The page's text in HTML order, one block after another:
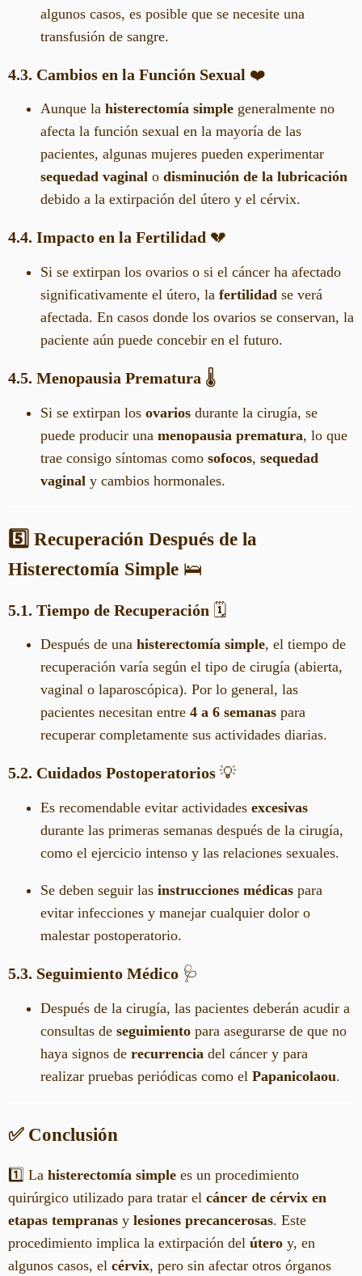
algunos casos, es posible que se necesite una
transfusión de sangre.
4.3. Cambios en la Función Sexual ❤️
Aunque la histerectomía simple generalmente no
afecta la función sexual en la mayoría de las
pacientes, algunas mujeres pueden experimentar
sequedad vaginal o disminución de la lubricación
debido a la extirpación del útero y el cérvix.
4.4. Impacto en la Fertilidad 💔
Si se extirpan los ovarios o si el cáncer ha afectado
significativamente el útero, la fertilidad se verá
afectada. En casos donde los ovarios se conservan, la
paciente aún puede concebir en el futuro.
4.5. Menopausia Prematura 🌡️
Si se extirpan los ovarios durante la cirugía, se
puede producir una menopausia prematura, lo que
trae consigo síntomas como sofocos, sequedad
vaginal y cambios hormonales.
5️⃣ Recuperación Después de la
Histerectomía Simple 🛌
5.1. Tiempo de Recuperación 🗓️
Después de una histerectomía simple, el tiempo de
recuperación varía según el tipo de cirugía (abierta,
vaginal o laparoscópica). Por lo general, las
pacientes necesitan entre 4 a 6 semanas para
recuperar completamente sus actividades diarias.
5.2. Cuidados Postoperatorios 💡
Es recomendable evitar actividades excesivas
durante las primeras semanas después de la cirugía,
como el ejercicio intenso y las relaciones sexuales.
Se deben seguir las instrucciones médicas para
evitar infecciones y manejar cualquier dolor o
malestar postoperatorio.
5.3. Seguimiento Médico 🩺
Después de la cirugía, las pacientes deberán acudir a
consultas de seguimiento para asegurarse de que no
haya signos de recurrencia del cáncer y para
realizar pruebas periódicas como el Papanicolaou.
✅ Conclusión
1️⃣ La histerectomía simple es un procedimiento
quirúrgico utilizado para tratar el cáncer de cérvix en
etapas tempranas y lesiones precancerosas. Este
procedimiento implica la extirpación del útero y, en
algunos casos, el cérvix, pero sin afectar otros órganos